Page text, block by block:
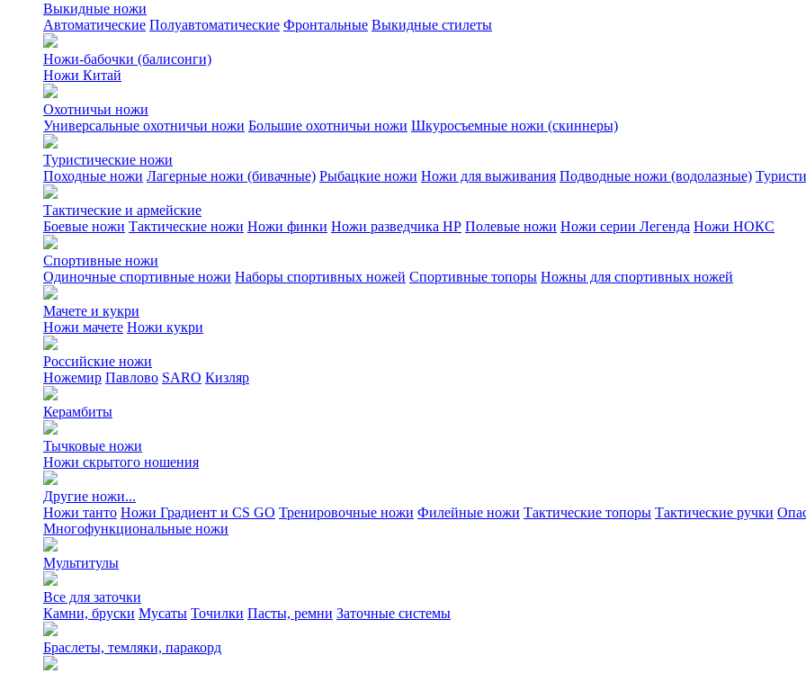
Выкидные ножи
Автоматические Полуавтоматические Фронтальные Выкидные стилеты
Ножи-бабочки (балисонги)
Ножи Китай
Охотничьи ножи
Универсальные охотничьи ножи Большие охотничьи ножи Шкуросъемные ножи (скиннеры)
Туристические ножи
Походные ножи Лагерные ножи (бивачные) Рыбацкие ножи Ножи для выживания Подводные ножи (водолазные)
Тактические и армейские
Боевые ножи Тактические ножи Ножи финки Ножи разведчика НР Полевые ножи Ножи серии Легенда Ножи НОКС
Спортивные ножи
Одиночные спортивные ножи Наборы спортивных ножей Спортивные топоры Ножны для спортивных ножей
Мачете и кукри
Ножи мачете Ножи кукри
Российские ножи
Ножемир Павлово SARO Кизляр
Керамбиты
Тычковые ножи
Ножи скрытого ношения
Другие ножи...
Ножи танто Ножи Градиент и CS GO Тренировочные ножи Филейные ножи Тактические топоры Тактические ручки
Многофункциональные ножи
Мультитулы
Все для заточки
Камни, бруски Мусаты Точилки Пасты, ремни Заточные системы
Браслеты, темляки, паракорд